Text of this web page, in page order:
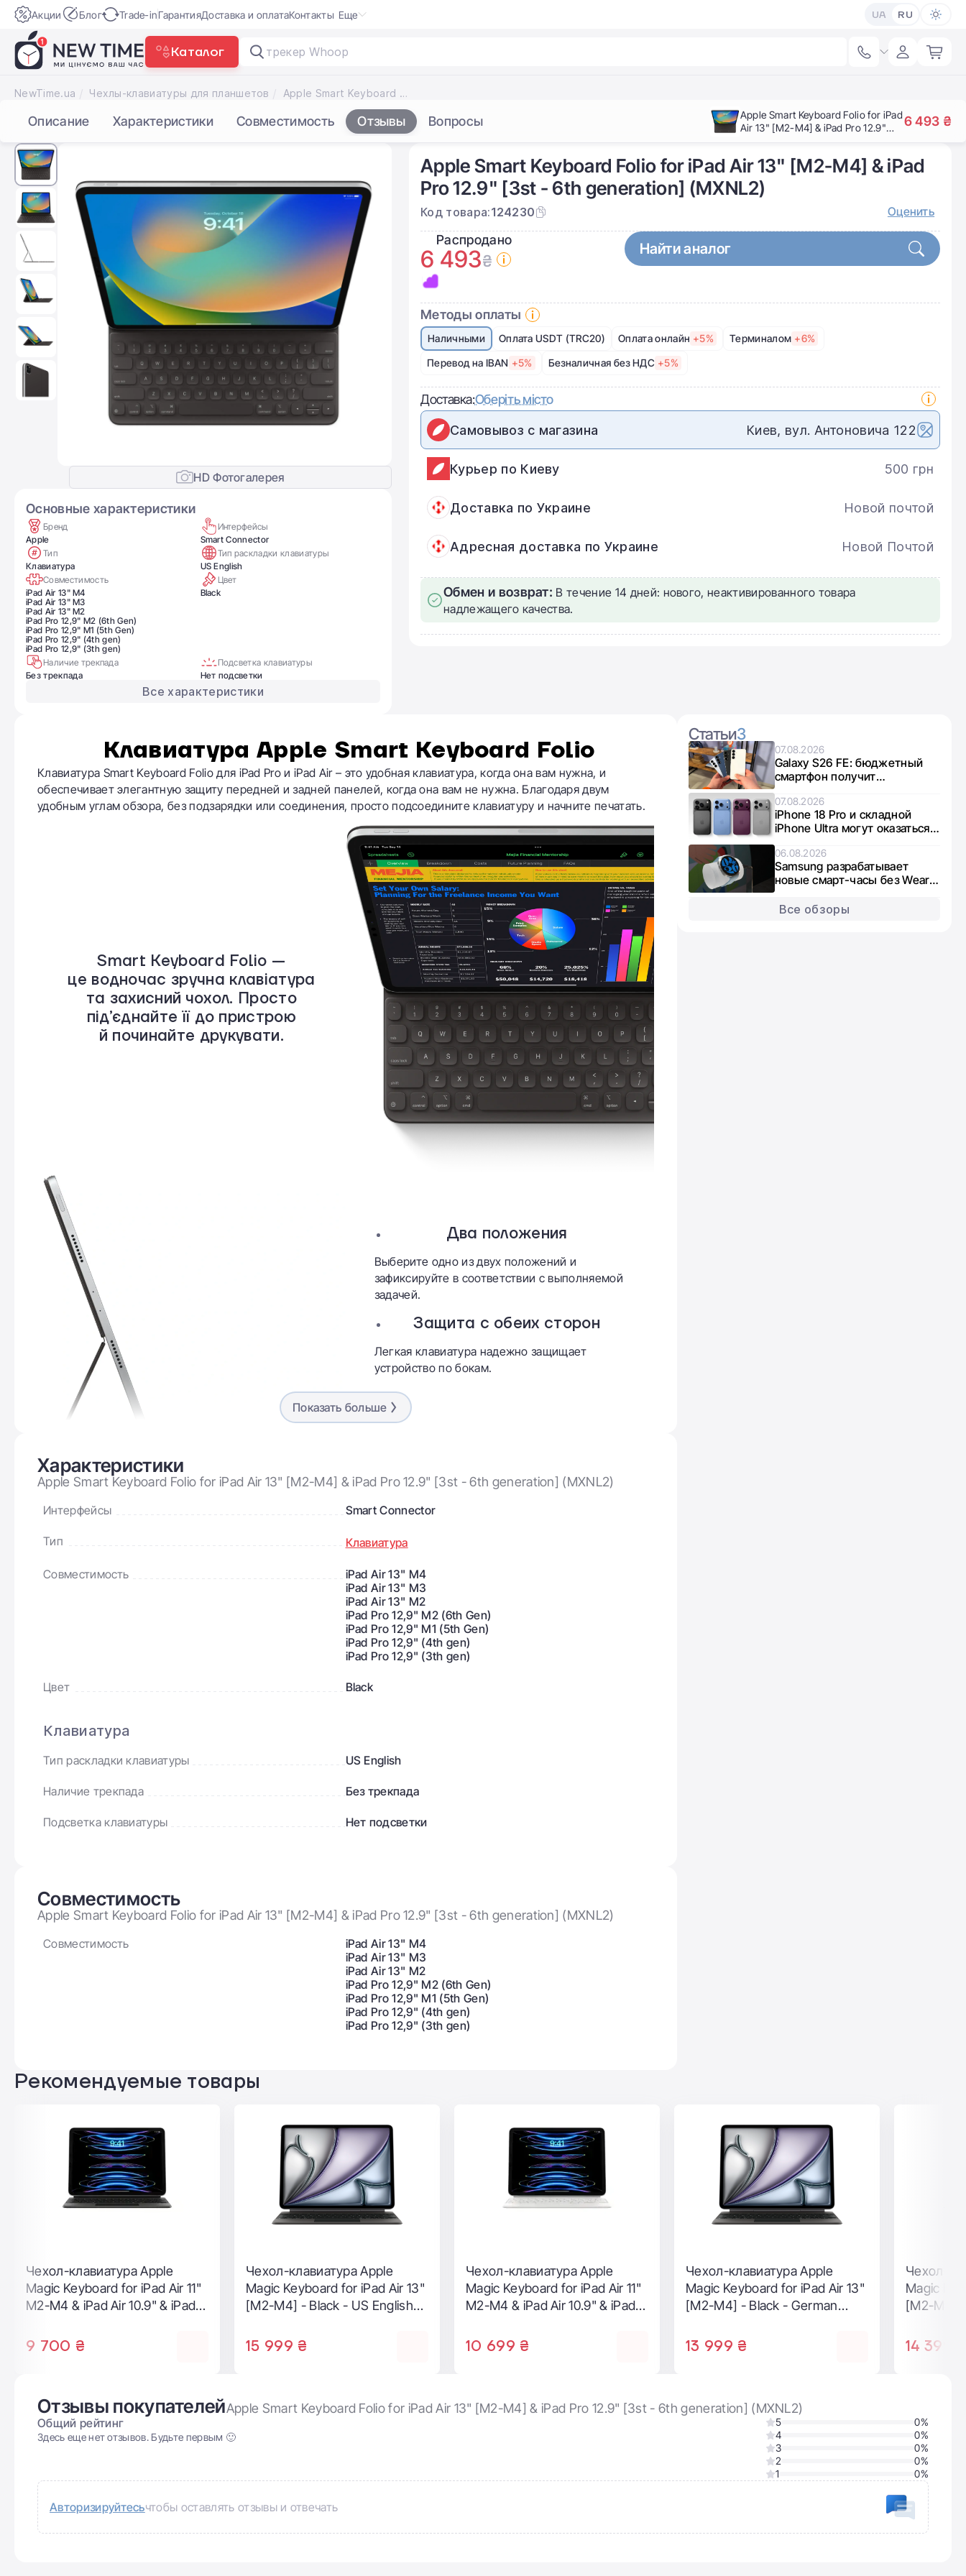
Акции Блог Trade-inГарантияДоставка и оплатаКонтакты Еще UA RU
Каталог |
NewTime.ua Чехлы-клавиатуры для планшетов Apple Smart Keyboard Folio for iPad Air 13" [M2-M4] & iPad Pro 12.9" [3st - 6th generation] (MXNL2)
Описание Характеристики Совместимость Отзывы Вопросы
Apple Smart Keyboard Folio for iPad
Air 13" [M2-M4] & iPad Pro 12.9"
6 493 ₴
Apple Smart Keyboard Folio for iPad Air 13" [M2-M4] & iPad
Pro 12.9" [3st - 6th generation] (MXNL2)
Код товара:124230 Оценить
Распродано
6 493₴
Найти аналог
Методы оплаты
Наличными Оплата USDT (TRC20) Оплата онлайн +5% Терминалом +6%
Перевод на IBAN +5% Безналичная без НДС +5%
Доставка:Оберіть місто
Самовывоз с магазина Киев, вул. Антоновича 122
Курьер по Киеву 500 грн
Доставка по Украине Новой почтой
Адресная доставка по Украине Новой Почтой
Обмен и возврат: В течение 14 дней: нового, неактивированного товара
надлежащего качества.
HD Фотогалерея
Основные характеристики
Бренд
Apple
Интерфейсы
Smart Connector
Тип
Клавиатура
Тип раскладки клавиатуры
US English
Совместимость
iPad Air 13" M4
iPad Air 13" M3
iPad Air 13" M2
iPad Pro 12,9" M2 (6th Gen)
iPad Pro 12,9" M1 (5th Gen)
iPad Pro 12,9" (4th gen)
iPad Pro 12,9" (3th gen)
Цвет
Black
Наличие трекпада
Без трекпада
Подсветка клавиатуры
Нет подсветки
Все характеристики
Клавиатура Apple Smart Keyboard Folio
Клавиатура Smart Keyboard Folio для iPad Pro и iPad Air – это удобная клавиатура, когда она вам нужна, и
обеспечивает элегантную защиту передней и задней панелей, когда она вам не нужна. Благодаря двум
удобным углам обзора, без подзарядки или соединения, просто подсоедините клавиатуру и начните печатать.
Smart Keyboard Folio —
це водночас зручна клавіатура
та захисний чохол. Просто
під’єднайте її до пристрою
й починайте друкувати.
Два положения
Выберите одно из двух положений и
зафиксируйте в соответствии с выполняемой
задачей.
Защита с обеих сторон
Легкая клавиатура надежно защищает
устройство по бокам.
Показать больше
Характеристики
Apple Smart Keyboard Folio for iPad Air 13" [M2-M4] & iPad Pro 12.9" [3st - 6th generation] (MXNL2)
Интерфейсы Smart Connector
Тип Клавиатура
Совместимость
iPad Air 13" M4
iPad Air 13" M3
iPad Air 13" M2
iPad Pro 12,9" M2 (6th Gen)
iPad Pro 12,9" M1 (5th Gen)
iPad Pro 12,9" (4th gen)
iPad Pro 12,9" (3th gen)
Цвет Black
Клавиатура
Тип раскладки клавиатуры US English
Наличие трекпада Без трекпада
Подсветка клавиатуры Нет подсветки
Совместимость
Apple Smart Keyboard Folio for iPad Air 13" [M2-M4] & iPad Pro 12.9" [3st - 6th generation] (MXNL2)
Совместимость
iPad Air 13" M4
iPad Air 13" M3
iPad Air 13" M2
iPad Pro 12,9" M2 (6th Gen)
iPad Pro 12,9" M1 (5th Gen)
iPad Pro 12,9" (4th gen)
iPad Pro 12,9" (3th gen)
Статьи3
07.08.2026
Galaxy S26 FE: бюджетный
смартфон получит
интересный микс чипов от
Exynos и Snapdragon
07.08.2026
iPhone 18 Pro и складной
iPhone Ultra могут оказаться в
дефиците из-за нехватки
памяти
06.08.2026
Samsung разрабатывает
новые смарт-часы без Wear
OS: что известно о Galaxy
Aero
Все обзоры
Рекомендуемые товары
Чехол-клавиатура Apple
Magic Keyboard for iPad Air 11"
M2-M4 & iPad Air 10.9" & iPad
10 699 ₴
Чехол-клавиатура Apple
Magic Keyboard for iPad Air 13"
[M2-M4] - Black - German
13 999 ₴
Чехол-клавиатура Apple
Magic Keyboard for iPad Air 11"
[M2-M4] & iPad Air [4th and
English (MGYX4)
14 399 ₴
Чехол-клавиатура с
подсветкой для планшета
Apple Magic Keyboard for iPad
English - White (MWR43)
16 999 ₴
Отзывы покупателейApple Smart Keyboard Folio for iPad Air 13" [M2-M4] & iPad Pro 12.9" [3st - 6th generation] (MXNL2)
Общий рейтинг
Здесь еще нет отзывов. Будьте первым 🙂
5
0%
4
0%
3
0%
2
0%
1
0%
Авторизируйтесьчтобы оставлять отзывы и отвечать